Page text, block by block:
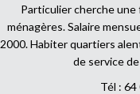
Particulier cherche une
ménagères. Salaire
2000. Habiter quartiers
de service
Tél : 64